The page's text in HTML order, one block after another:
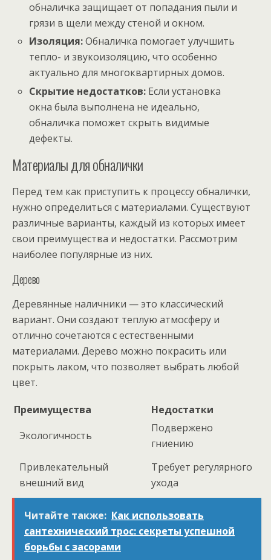
обналичка защищает от попадания пыли и
грязи в щели между стеной и окном.
Изоляция:Обналичка помогает улучшить
тепло- и звукоизоляцию, что особенно
актуально для многоквартирных домов.
Скрытие недостатков: Если установка
окна была выполнена не идеально,
обналичка поможет скрыть видимые
дефекты.
Материалы для обналички
Перед тем как приступить к процессу обналички,
нужно определиться с материалами. Существуют
различные варианты, каждый из которых имеет
свои преимущества и недостатки. Рассмотрим
наиболее популярные из них.
Дерево
Деревянные наличники — это классический
вариант. Они создают теплую атмосферу и
отлично сочетаются с естественными
материалами. Дерево можно покрасить или
покрыть лаком, что позволяет выбрать любой
цвет.
Преимущества
Недостатки
Экологичность
Подвержено
гниению
Привлекательный
внешний вид
Требует регулярного
ухода
Читайте также: Как использовать
сантехнический трос: секреты успешной
борьбы с засорами